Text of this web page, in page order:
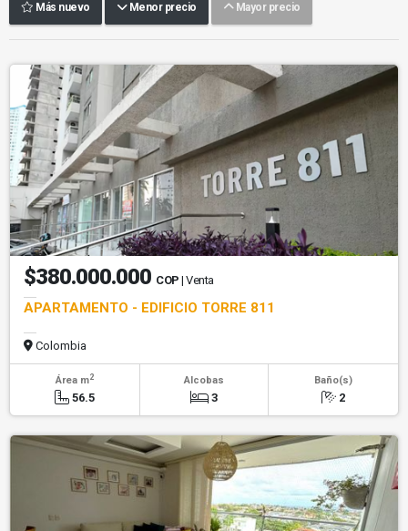
Más nuevo Menor precio Mayor precio
$380.000.000 COP | Venta
APARTAMENTO - EDIFICIO TORRE 811
Colombia
Área m2
56.5
Alcobas
3
Baño(s)
2